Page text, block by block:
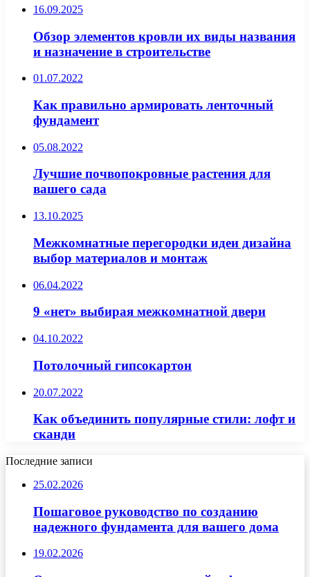
16.09.2025
Обзор элементов кровли их виды названия
и назначение в строительстве
01.07.2022
Как правильно армировать ленточный
фундамент
05.08.2022
Лучшие почвопокровные растения для
вашего сада
13.10.2025
Межкомнатные перегородки идеи дизайна
выбор материалов и монтаж
06.04.2022
9 «нет» выбирая межкомнатной двери
04.10.2022
Потолочный гипсокартон
20.07.2022
Как объединить популярные стили: лофт и
сканди
Последние записи
25.02.2026
Пошаговое руководство по созданию
надежного фундамента для вашего дома
19.02.2026